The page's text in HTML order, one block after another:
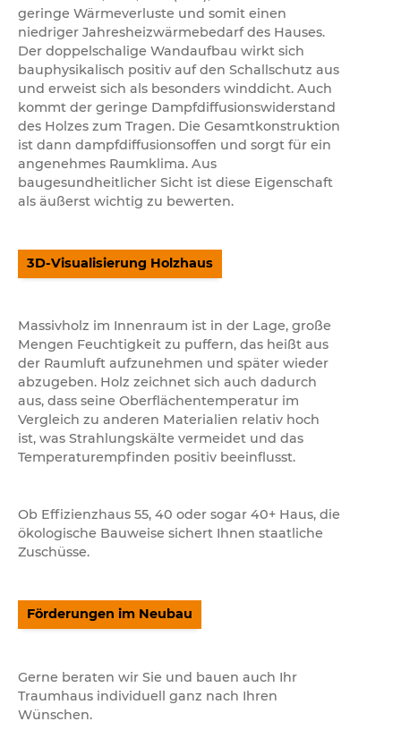
geringe Wärmeverluste und somit einen
niedriger Jahresheizwärmebedarf des Hauses.
Der doppelschalige Wandaufbau wirkt sich
bauphysikalisch positiv auf den Schallschutz aus
und erweist sich als besonders winddicht. Auch
kommt der geringe Dampfdiffusionswiderstand
des Holzes zum Tragen. Die Gesamtkonstruktion
ist dann dampfdiffusionsoffen und sorgt für ein
angenehmes Raumklima. Aus
baugesundheitlicher Sicht ist diese Eigenschaft
als äußerst wichtig zu bewerten.
3D-Visualisierung Holzhaus
Massivholz im Innenraum ist in der Lage, große
Mengen Feuchtigkeit zu puffern, das heißt aus
der Raumluft aufzunehmen und später wieder
abzugeben. Holz zeichnet sich auch dadurch
aus, dass seine Oberflächentemperatur im
Vergleich zu anderen Materialien relativ hoch
ist, was Strahlungskälte vermeidet und das
Temperaturempfinden positiv beeinflusst.
Ob Effizienzhaus 55, 40 oder sogar 40+ Haus, die
ökologische Bauweise sichert Ihnen staatliche
Zuschüsse.
Förderungen im Neubau
Gerne beraten wir Sie und bauen auch Ihr
Traumhaus individuell ganz nach Ihren
Wünschen.